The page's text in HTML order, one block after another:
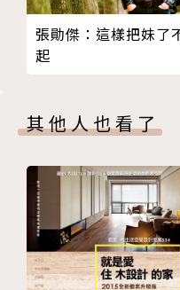
◎以鐵板燒料理為例
Danny & Company
★「UKAI亭高雄」背景
廳。美國總統川普訪日
會面於Ukai Tei。高雄
AI高雄是第一家海外分
朝聖之地。
★宜蘭「饗宴鐵板燒」
鮮。老闆兼行政主廚每
格挑選當日使用的食材
UKAI亭高雄──東京的
顯出色
饗宴鐵板燒──攔截隔
Danny ＆
教父」的鐵板燒王國
CH05. 日本壽司──鮮
吃原味
鮨隆──有如置身日本
允星壽司──最到位的
都鮨蘭奢待──這家正
張勛傑：這樣把妹了
起
其他人也看了